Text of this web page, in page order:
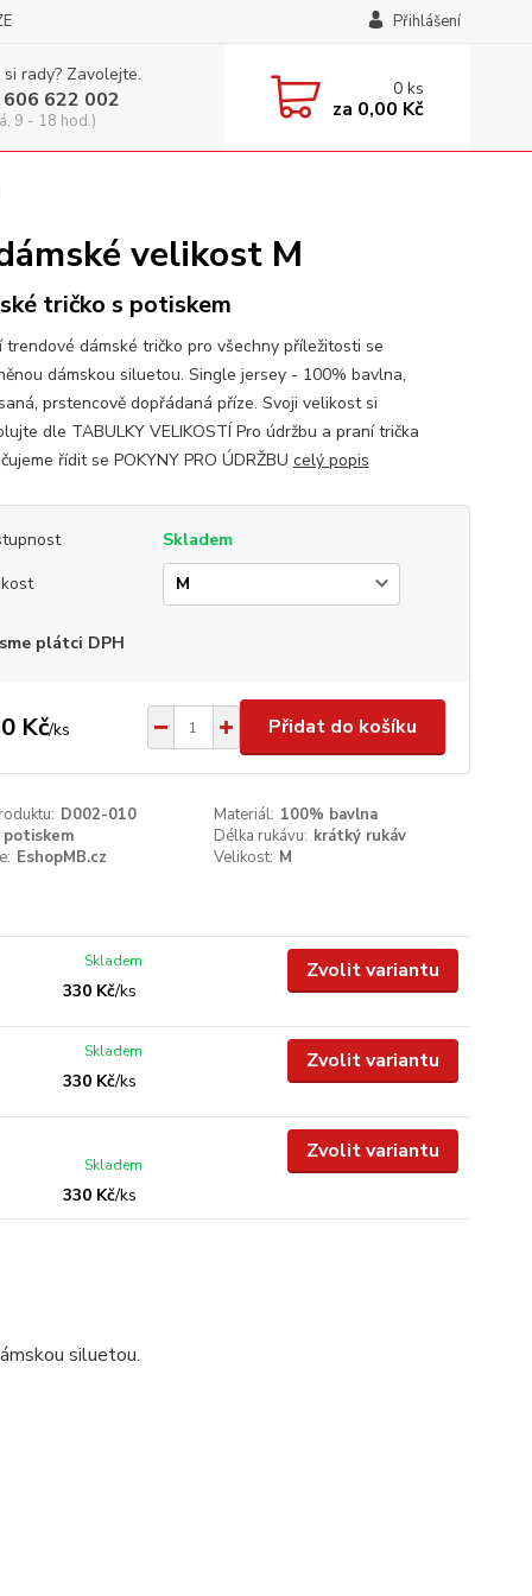
Přihlášení
rady? Zavolejte.
622 002
9 - 18 hod.)
0ks
za 0,00 Kč
velikost M
tričko s potiskem
trendové dámské tričko pro všechny příležitosti se
dámskou siluetou. Single jersey - 100% bavlna,
prstencově dopřádaná příze. Svoji velikost si
dle TABULKY VELIKOSTÍ Pro údržbu a praní trička
řídit se POKYNY PRO ÚDRŽBU celý popis
Skladem
plátci DPH
Kč/ks Přidat do košíku
D002-010 Materiál: 100% bavlna
potiskem Délka rukávu: krátký rukáv
EshopMB.cz Velikost: M
330 Kč/ks
Skladem Zvolit variantu
330 Kč/ks
Skladem Zvolit variantu
330 Kč/ks
Skladem
Zvolit variantu
siluetou.